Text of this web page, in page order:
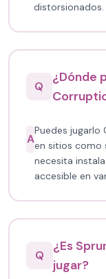
distorsionados.
Q
¿Dónde
A
Puedes jugarlo
en sitios como
necesita
accesible en
Q
¿Es
jugar?